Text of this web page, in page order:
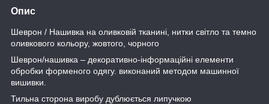
Опис
Шеврон / Нашивка на оливковій тканині, нитки світло та темно
оливкового кольору, жовтого, чорного
Шеврон/нашивка – декоративно-інформаційні елементи
обробки форменого одягу. виконаний методом машинної
вишивки.
Тильна сторона виробу дублюється липучкою